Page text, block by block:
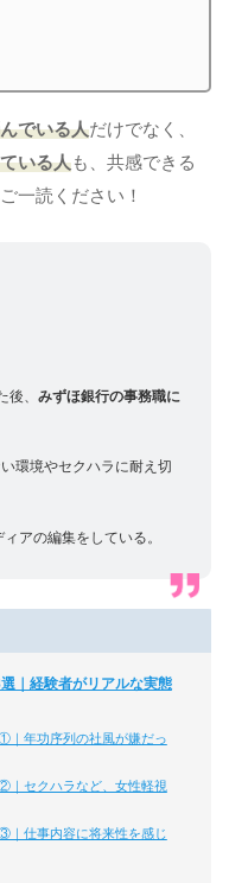
でいる人だけでなく、
いる人も、共感できる
一読ください！
後、 みずほ銀行の事務職に
環境やセクハラに耐え切
アの編集をしている。
｜経験者がリアルな実態
｜年功序列の社風が嫌だっ
｜セクハラなど、女性軽視
｜仕事内容に将来性を感じ